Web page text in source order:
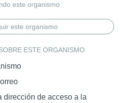
este organismo
este organismo
ESTE ORGANISMO
dirección de acceso a la